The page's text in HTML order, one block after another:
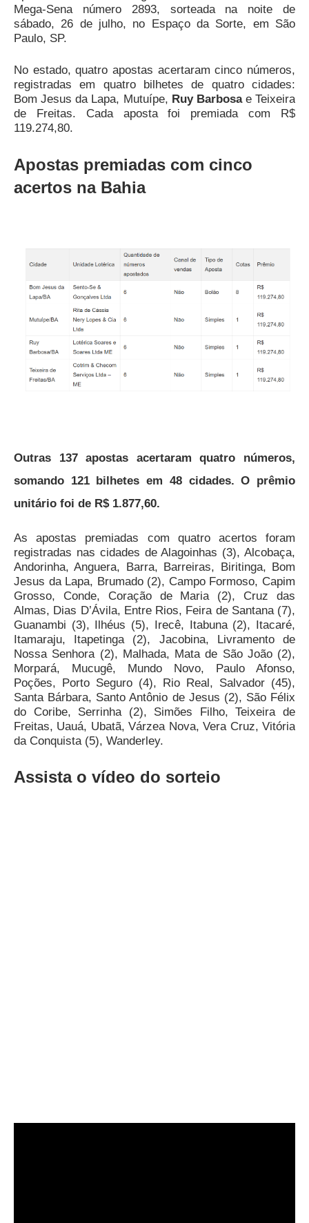
Mega-Sena número 2893, sorteada na noite de
sábado, 26 de julho, no Espaço da Sorte, em São
Paulo, SP.
No estado, quatro apostas acertaram cinco números,
registradas em quatro bilhetes de quatro cidades:
Bom Jesus da Lapa, Mutuípe, Ruy Barbosae Teixeira
de Freitas. Cada aposta foi premiada com R$
119.274,80.
Apostas premiadas com cinco
acertos na Bahia
Outras 137 apostas acertaram quatro números,
somando 121 bilhetes em 48 cidades. O prêmio
unitário foi de R$ 1.877,60.
As apostas premiadas com quatro acertos foram
registradas nas cidades de Alagoinhas (3), Alcobaça,
Andorinha, Anguera, Barra, Barreiras, Biritinga, Bom
Jesus da Lapa, Brumado (2), Campo Formoso, Capim
Grosso, Conde, Coração de Maria (2), Cruz das
Almas, Dias D’Ávila, Entre Rios, Feira de Santana (7),
Guanambi (3), Ilhéus (5), Irecê, Itabuna (2), Itacaré,
Itamaraju, Itapetinga (2), Jacobina, Livramento de
Nossa Senhora (2), Malhada, Mata de São João (2),
Morpará, Mucugê, Mundo Novo, Paulo Afonso,
Poções, Porto Seguro (4), Rio Real, Salvador (45),
Santa Bárbara, Santo Antônio de Jesus (2), São Félix
do Coribe, Serrinha (2), Simões Filho, Teixeira de
Freitas, Uauá, Ubatã, Várzea Nova, Vera Cruz, Vitória
da Conquista (5), Wanderley.
Assista o vídeo do sorteio